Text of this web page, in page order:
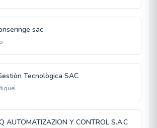
sac
Tecnològica SAC
AUTOMATIZAZION Y CONTROL S.A.C